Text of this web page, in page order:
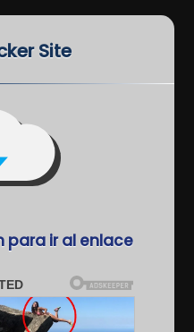
Site
para ir al enlace